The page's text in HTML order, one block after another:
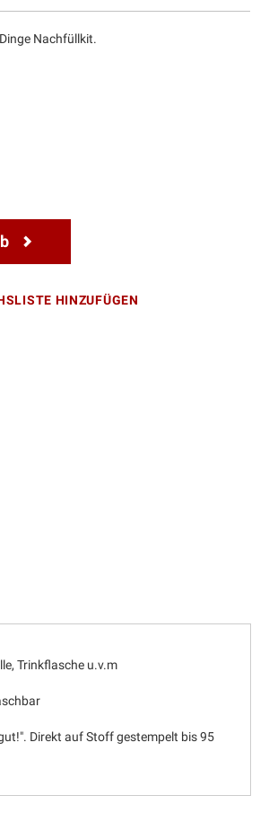
Nachfüllkit.
HINZUFÜGEN
Trinkflasche u.v.m
Direkt auf Stoff gestempelt bis 95